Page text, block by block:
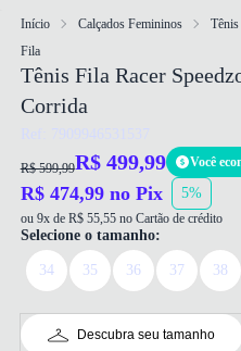
Início Calçados Femininos Tênis
Fila
Tênis Fila Racer
Corrida
Ref: 7909946531537
R$ 599,99R$ 499,99 Você
R$ 474,99 no Pix 5%
ou 9x de R$ 55,55 no Cartão de crédito
Selecione o tamanho:
34 35 36 37 38
Descubra seu tamanho